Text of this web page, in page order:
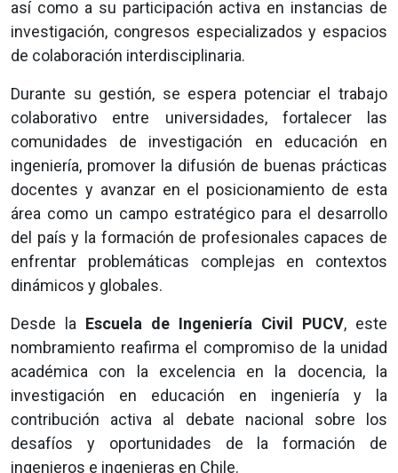
así como a su participación activa en instancias de
investigación, congresos especializados y espacios
de colaboración interdisciplinaria.
Durante su gestión, se espera potenciar el trabajo
colaborativo entre universidades, fortalecer las
comunidades de investigación en educación en
ingeniería, promover la difusión de buenas prácticas
docentes y avanzar en el posicionamiento de esta
área como un campo estratégico para el desarrollo
del país y la formación de profesionales capaces de
enfrentar problemáticas complejas en contextos
dinámicos y globales.
Desde la Escuela de Ingeniería Civil PUCV, este
nombramiento reafirma el compromiso de la unidad
académica con la excelencia en la docencia, la
investigación en educación en ingeniería y la
contribución activa al debate nacional sobre los
desafíos y oportunidades de la formación de
ingenieros e ingenieras en Chile.